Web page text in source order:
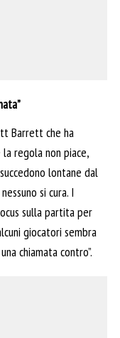
Barrett che ha
regola non piace,
lontane dal
si cura. I
sulla partita per
giocatori sembra
chiamata contro”.